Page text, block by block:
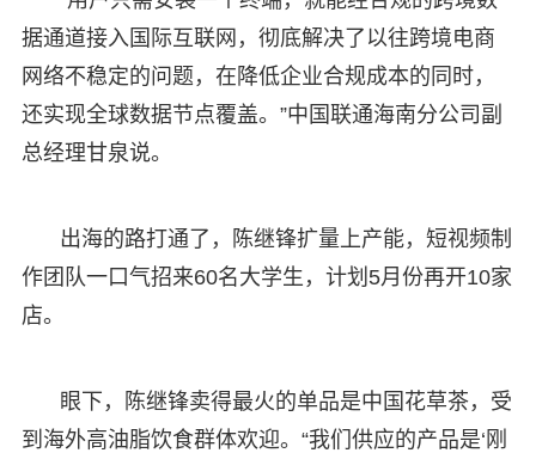
据通道接入国际互联网，彻底解决了以往跨境电商
网络不稳定的问题，在降低企业合规成本的同时，
还实现全球数据节点覆盖。”中国联通海南分公司副
总经理甘泉说。
出海的路打通了，陈继锋扩量上产能，短视频制
作团队一口气招来60名大学生，计划5月份再开10家
店。
眼下，陈继锋卖得最火的单品是中国花草茶，受
到海外高油脂饮食群体欢迎。“我们供应的产品是‘刚